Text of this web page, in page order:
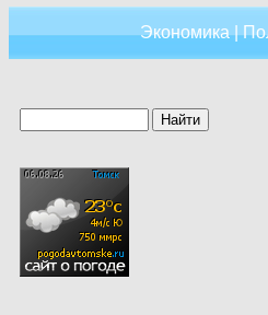
Экономика|